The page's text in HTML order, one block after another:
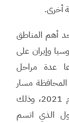
أخرى.
أهم المناطق
وإيران على
عدة مراحل
مسار
“المصالحة” الثانية في أيلول/سبتمبر عام 2021، وذلك
الذي اتسم